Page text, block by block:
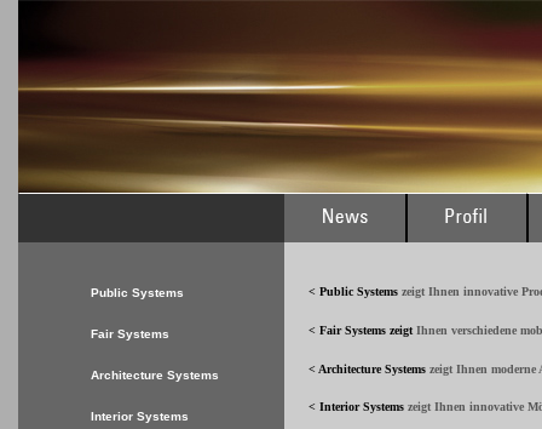
< Public Systems zeigt Ihnen innovative
< Fair Systems zeigt Ihnen verschiedene
< Architecture Systems zeigt Ihnen
< Interior Systems zeigt Ihnen innovative
Public Systems
Fair Systems
Architecture Systems
Interior Systems